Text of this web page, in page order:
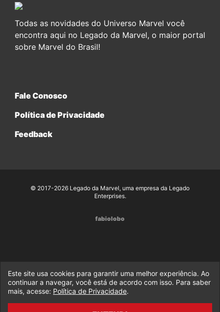
Todas as novidades do Universo Marvel você
encontra aqui no Legado da Marvel, o maior portal
sobre Marvel do Brasil!
Fale Conosco
Política de Privacidade
Feedback
© 2017-2026 Legado da Marvel, uma empresa da Legado
Enterprises.
fabiolobo
Este site usa cookies para garantir uma melhor experiência. Ao
continuar a navegar, você está de acordo com isso. Para saber
mais, acesse: Política de Privacidade.